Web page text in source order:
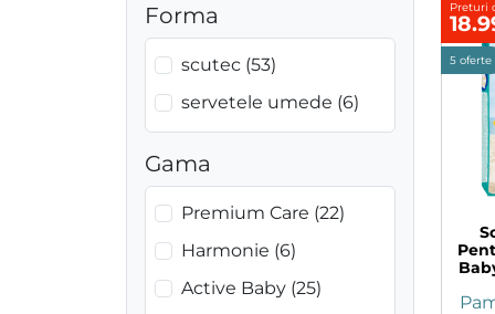
Forma
scutec (53)
servetele umede (6)
Gama
Premium Care (22)
Harmonie (6)
Active Baby (25)
Preturi
5 oferte